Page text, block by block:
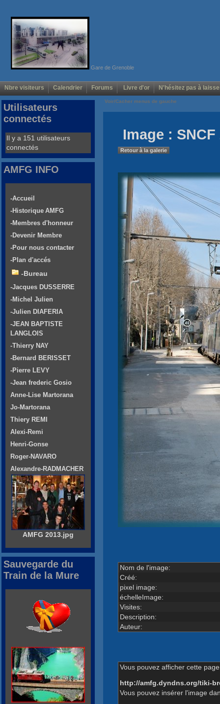
Gare de Grenoble
Nbre visiteurs Calendrier Forums Livre d'or N'hésitez pas à
Voir/Cacher menus de gauche
Image :
Retour à la galerie
Nom de l'image:
Créé:
pixel image:
échelleImage:
Visites:
Description:
Auteur:
Vous pouvez afficher cette
http://amfg.dyndns.org/tiki-
Vous pouvez insérer l'image
Utilisateurs
connectés
Il y a 151 utilisateurs
connectés
AMFG INFO
-Accueil
-Historique AMFG
-Membres d'honneur
-Devenir Membre
-Pour nous contacter
-Plan d'accés
-Bureau
-Jacques DUSSERRE
-Michel Julien
-Julien DIAFERIA
-JEAN BAPTISTE
LANGLOIS
-Thierry NAY
-Bernard BERISSET
-Pierre LEVY
-Jean frederic Gosio
Anne-Lise Martorana
Jo-Martorana
Thiery REMI
Alexi-Remi
Henri-Gonse
Roger-NAVARO
Alexandre-RADMACHER
AMFG 2013.jpg
Sauvegarde du
Train de la Mure